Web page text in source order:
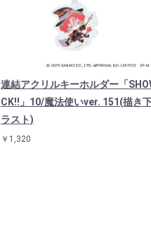
連結アクリルキーホルダー「
CK!!」10/魔法使いver. 151(描き
ラスト)
￥1,320